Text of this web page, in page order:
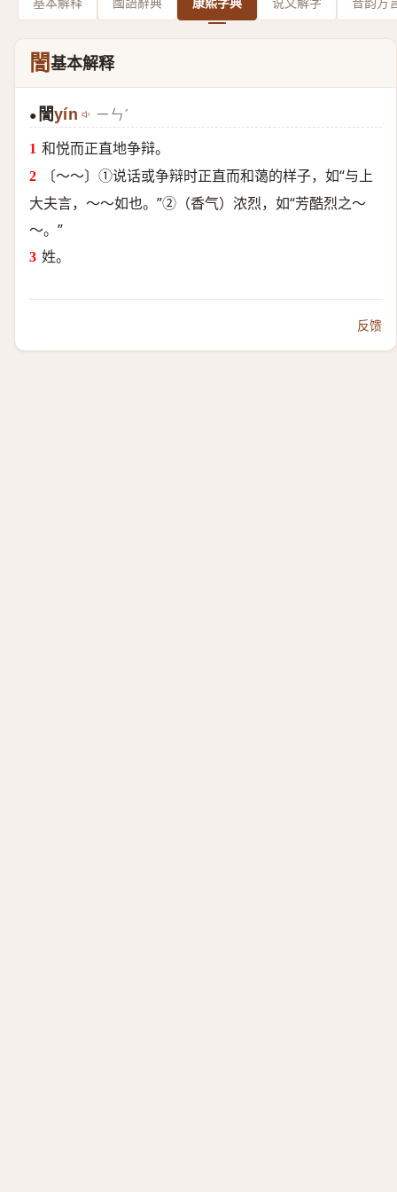
誾基本解释
● 誾yín ㄧㄣˊ
和悦而正直地争辩。
〔～～〕①说话或争辩时正直而和蔼的样子，如“与上
大夫言，～～如也。”②（香气）浓烈，如“芳酷烈之～
～。”
姓。
反馈